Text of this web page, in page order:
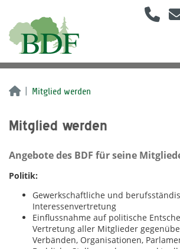
Mitglied werden
Mitglied werden
Angebote des BDF für seine
Politik:
Gewerkschaftliche und
Interessenvertretung
Einflussnahme auf politische
Vertretung aller Mitglieder
Verbänden, Organisationen,